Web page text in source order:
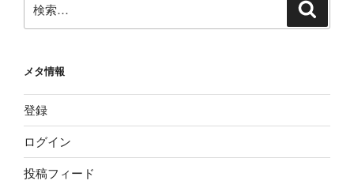
索:
メタ情報
登録
ログイン
投稿フィード